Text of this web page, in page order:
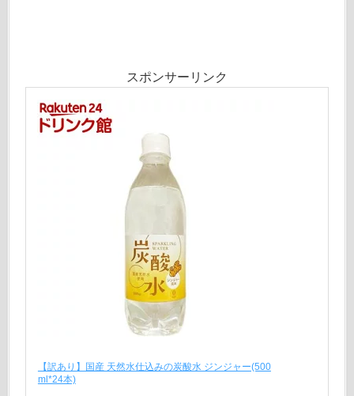
スポンサーリンク
【訳あり】国産 天然水仕込みの炭酸水 ジンジャー(500
ml*24本)